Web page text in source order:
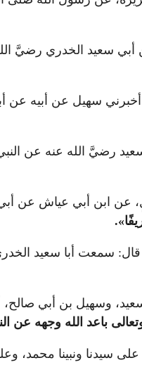
أبي سعيد الخدري رضيَّ
أخبرني سهيل عن أبيه
رضيَّ الله عنه عن
عن ابن أبي عياش عن
»
.
سمعت أبا سعيد
سعيد، وسهيل بن أبي
باعد الله وجهه عن
سيدنا ونبينا محمد،